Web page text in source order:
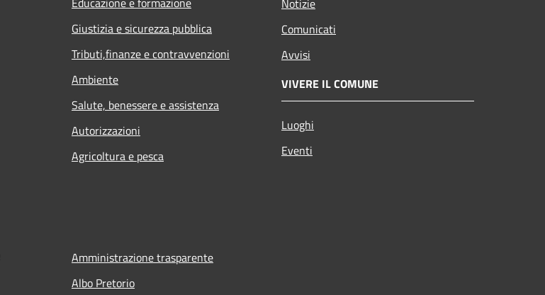
Giustizia e sicurezza pubblica
Tributi,finanze e contravvenzioni
Ambiente
Salute, benessere e assistenza
Autorizzazioni
Agricoltura e pesca
Comunicati
Avvisi
VIVERE IL COMUNE
Luoghi
Eventi
Amministrazione trasparente
Albo Pretorio